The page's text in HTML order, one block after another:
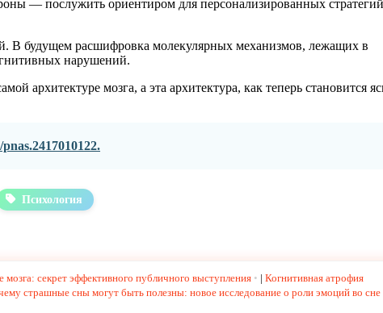
— послужить ориентиром для персонализированных стратегий
В будущем расшифровка молекулярных механизмов, лежащих в
нарушений.
архитектуре мозга, а эта архитектура, как теперь становится
Психология
секрет эффективного публичного выступления | Когнитивная атрофия
страшные сны могут быть полезны: новое исследование о роли эмоций во сне